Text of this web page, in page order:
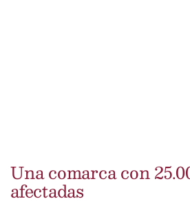
Una comarca con
afectadas